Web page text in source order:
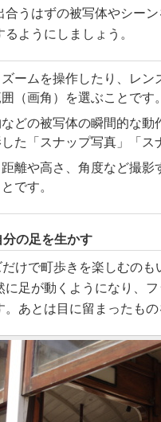
合うはずの被写体やシー
ようにしましょう。
ームを操作したり、レ
（画角）を選ぶことです。
どの被写体の瞬間的な
た「スナップ写真」「ス
離や高さ、角度など撮
です。
の足を生かす
けで町歩きを楽しむの
に足が動くようになり、
あとは目に留まったも